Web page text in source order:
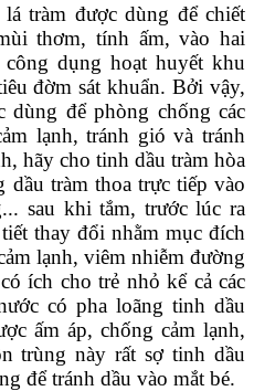
tràm được dùng để chiết
thơm, tính ấm, vào hai
dụng hoạt huyết khu
đờm sát khuẩn. Bởi vậy,
dùng để phòng chống các
lạnh, tránh gió và tránh
hãy cho tinh dầu tràm hòa
dầu tràm thoa trực tiếp vào
sau khi tắm, trước lúc ra
thay đổi nhằm mục đích
lạnh, viêm nhiễm đường
ích cho trẻ nhỏ kể cả các
có pha loãng tinh dầu
ấm áp, chống cảm lạnh,
trùng này rất sợ tinh dầu
để tránh dầu vào mắt bé.